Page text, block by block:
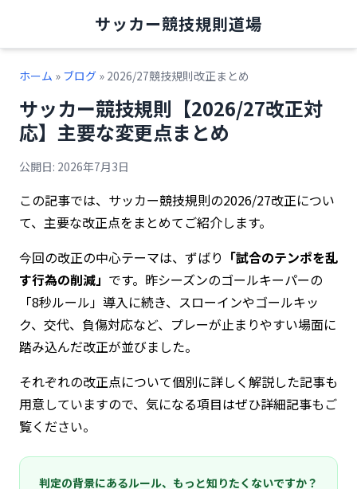
サッカー競技規則道場
ホーム » ブログ » 2026/27競技規則改正まとめ
サッカー競技規則【2026/27改正対
応】主要な変更点まとめ
公開日: 2026年7月3日
この記事では、サッカー競技規則の2026/27改正につい
て、主要な改正点をまとめてご紹介します。
今回の改正の中心テーマは、ずばり 「試合のテンポを乱
す行為の削減」 です。昨シーズンのゴールキーパーの
「8秒ルール」導入に続き、スローインやゴールキッ
ク、交代、負傷対応など、プレーが止まりやすい場面に
踏み込んだ改正が並びました。
それぞれの改正点について個別に詳しく解説した記事も
用意していますので、気になる項目はぜひ詳細記事もご
覧ください。
判定の背景にあるルール、もっと知りたくないですか？